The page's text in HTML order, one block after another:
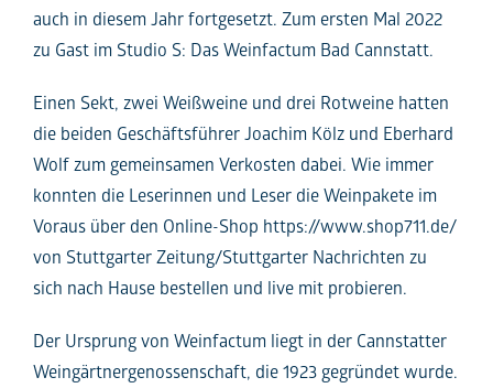
auch in diesem Jahr fortgesetzt. Zum ersten Mal 2022
zu Gast im Studio S: Das Weinfactum Bad Cannstatt.
Einen Sekt, zwei Weißweine und drei Rotweine hatten
die beiden Geschäftsführer Joachim Kölz und Eberhard
Wolf zum gemeinsamen Verkosten dabei. Wie immer
konnten die Leserinnen und Leser die Weinpakete im
Voraus über den Online-Shop https://www.shop711.de/
von Stuttgarter Zeitung/Stuttgarter Nachrichten zu
sich nach Hause bestellen und live mit probieren.
Der Ursprung von Weinfactum liegt in der Cannstatter
Weingärtnergenossenschaft, die 1923 gegründet wurde.